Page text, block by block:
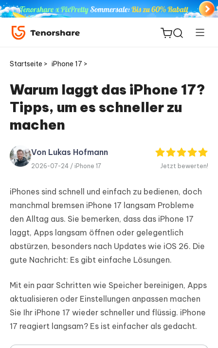
ReiBoot
for iOS
PDF
Editor
Neu
iAnyGo
Startseite > iPhone 17 >
Warum laggt das iPhone 17?
Tipps, um es schneller zu
machen
Von Lukas Hofmann
2026-07-24 / iPhone 17 Jetzt bewerten!
iPhones sind schnell und einfach zu bedienen, doch
manchmal bremsen iPhone 17 langsam Probleme
den Alltag aus. Sie bemerken, dass das iPhone 17
laggt, Apps langsam öffnen oder gelegentlich
abstürzen, besonders nach Updates wie iOS 26. Die
gute Nachricht: Es gibt einfache Lösungen.
Mit ein paar Schritten wie Speicher bereinigen, Apps
aktualisieren oder Einstellungen anpassen machen
Sie Ihr iPhone 17 wieder schneller und flüssig. iPhone
17 reagiert langsam? Es ist einfacher als gedacht.